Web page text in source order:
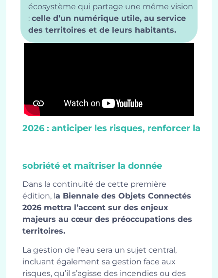
écosystème qui partage une même vision
: celle d’un numérique utile, au service
des territoires et de leurs habitants.
2026 : anticiper les risques, renforcer la
sobriété et maîtriser la donnée
Dans la continuité de cette première
édition, la Biennale des Objets Connectés
2026 mettra l’accent sur des enjeux
majeurs au cœur des préoccupations des
territoires.
La gestion de l’eau sera un sujet central,
incluant également sa gestion face aux
risques, qu’il s’agisse des incendies ou des